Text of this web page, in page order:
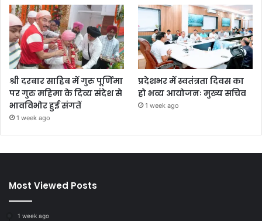
श्री दरबार साहिब में गुरु पूर्णिमा
पर गुरु महिमा के दिव्य संदेश से
भावविभोर हुई संगतें
1 week ago
प्रदेशभर में स्वतंत्रता दिवस का
हो भव्य आयोजनः मुख्य सचिव
1 week ago
Most Viewed Posts
1 week ago